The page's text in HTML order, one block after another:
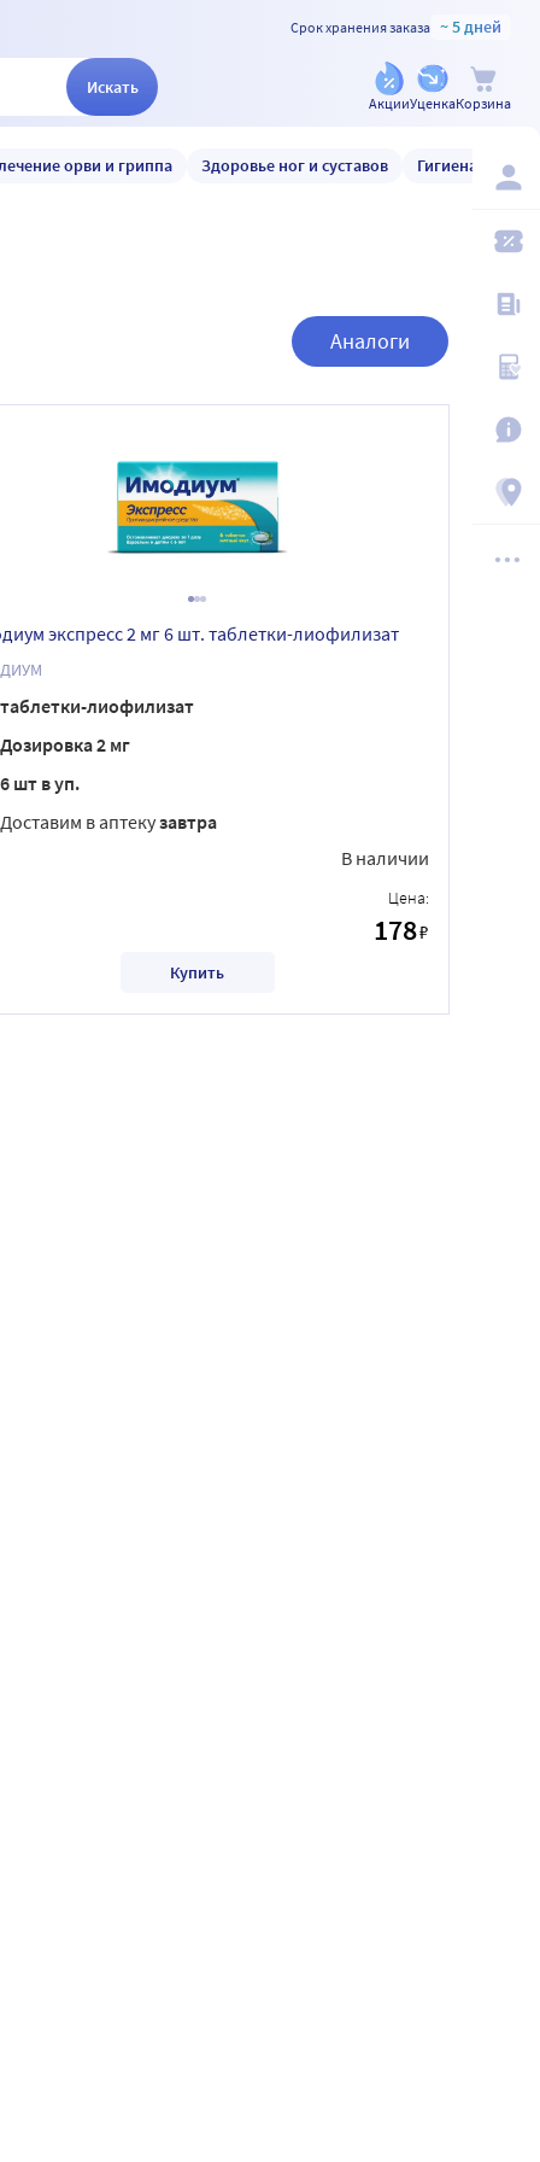
Срок хранения заказа ~ 5 дней
Искать
АкцииУценкаКорзина
орви и гриппа Здоровье ног и суставов Гигиена и уход
Аналоги
экспресс 2 мг 6 шт. таблетки-лиофилизат
таблетки-лиофилизат
Дозировка 2 мг
6 шт в уп.
Доставим в аптекузавтра
В наличии
Цена:
178₽
Купить